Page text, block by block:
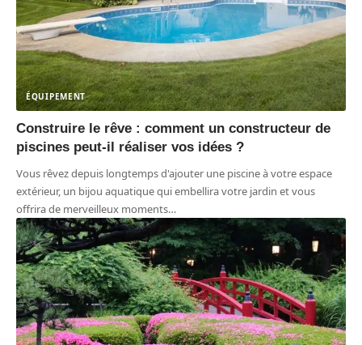
ÉQUIPEMENT
Construire le rêve : comment un constructeur de
piscines peut-il réaliser vos idées ?
Vous rêvez depuis longtemps d'ajouter une piscine à votre espace
extérieur, un bijou aquatique qui embellira votre jardin et vous
offrira de merveilleux moments…